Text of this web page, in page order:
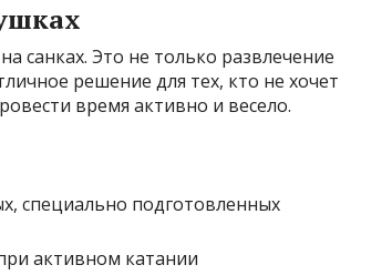
санках. Это не только развлечение
решение для тех, кто не хочет
время активно и весело.
специально подготовленных
активном катании